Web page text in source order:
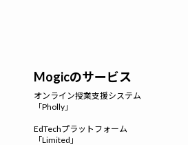
Mogicのサービス
オンライン授業支援システム
「Pholly」
EdTechプラットフォーム
「Limited」